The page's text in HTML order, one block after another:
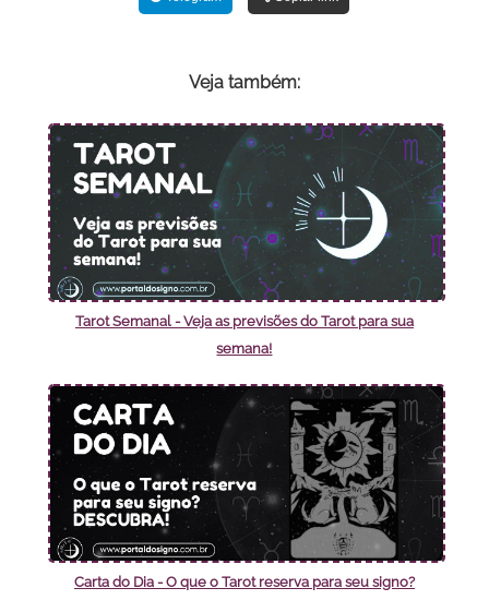
Veja também:
Tarot Semanal - Veja as previsões do Tarot para sua
semana!
Carta do Dia - O que o Tarot reserva para seu signo?